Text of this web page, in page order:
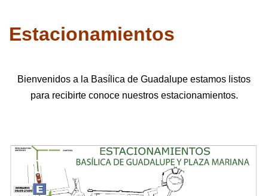
Estacionamientos
Bienvenidos a la Basílica de Guadalupe estamos listos
para recibirte conoce nuestros estacionamientos.